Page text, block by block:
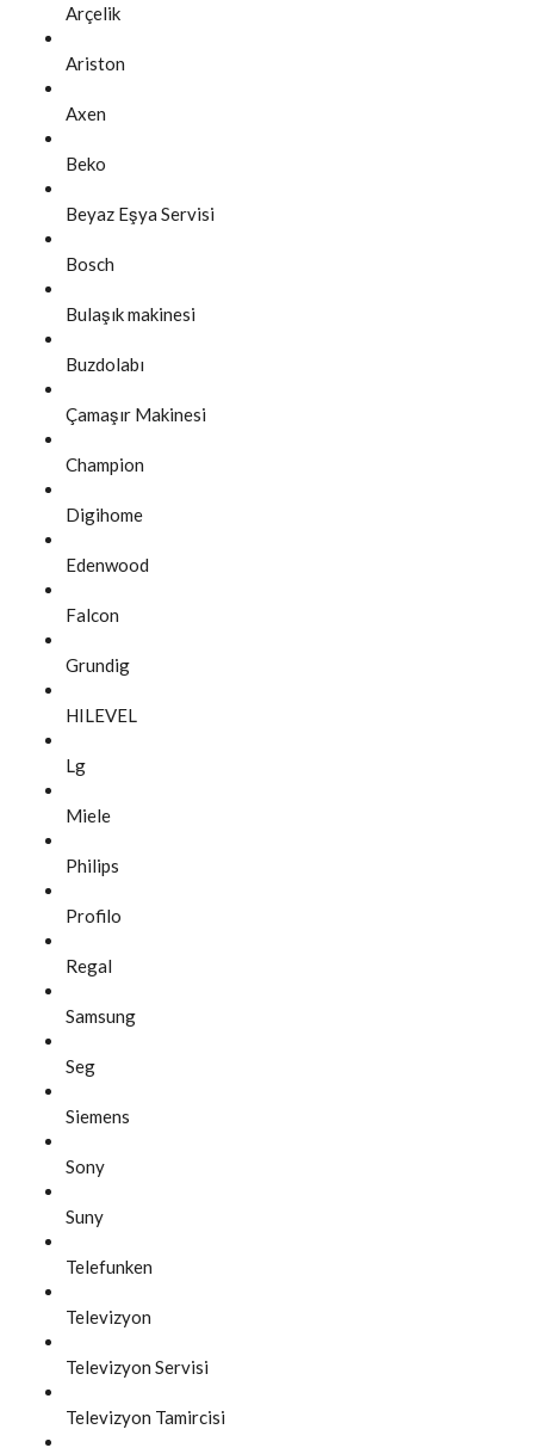
Arçelik
Ariston
Axen
Beko
Beyaz Eşya Servisi
Bosch
Bulaşık makinesi
Buzdolabı
Çamaşır Makinesi
Champion
Digihome
Edenwood
Falcon
Grundig
HILEVEL
Lg
Miele
Philips
Profilo
Regal
Samsung
Seg
Siemens
Sony
Suny
Telefunken
Televizyon
Televizyon Servisi
Televizyon Tamircisi